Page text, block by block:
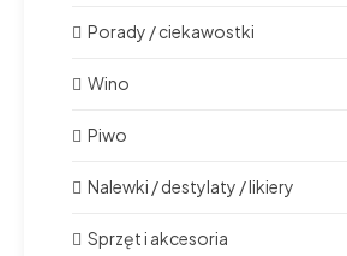
Porady / ciekawostki
Wino
Piwo
Nalewki / destylaty / likiery
Sprzęt i akcesoria